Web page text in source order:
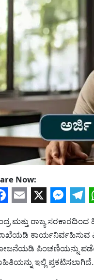
Now:
ಮತ್ತು ರಾಜ್ಯ
ಕಾರ್ಯನಿರ್ವಹಿಸುವ
ಪಿಂಚಣಿಯನ್ನು
ಇಲ್ಲಿ ಪ್ರಕಟಿಸಲಾಗಿದೆ.